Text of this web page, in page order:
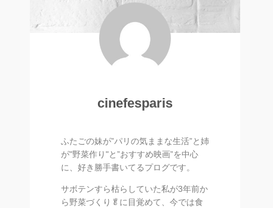
cinefesparis
ふたごの妹が”パリの気ままな生活”と姉
が"野菜作り"と”おすすめ映画”を中心
に、好き勝手書いてるプログです。
サボテンすら枯らしていた私が3年前か
ら野菜づくり🥬に目覚めて、今では食